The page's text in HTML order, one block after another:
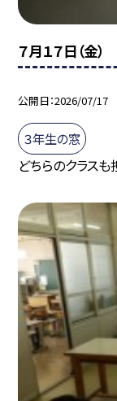
７月１７日（金
公開日 2026/07/17
３年生の窓
どちらのクラス